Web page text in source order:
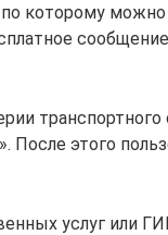
которому можно
После этого
услуг или